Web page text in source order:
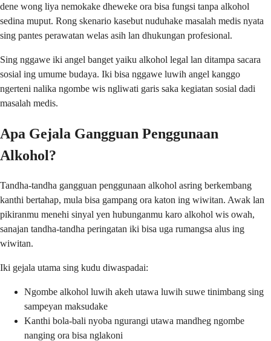
dene wong liya nemokake dheweke ora bisa fungsi tanpa alkohol
sedina muput. Rong skenario kasebut nuduhake masalah medis nyata
sing pantes perawatan welas asih lan dhukungan profesional.
Sing nggawe iki angel banget yaiku alkohol legal lan ditampa sacara
sosial ing umume budaya. Iki bisa nggawe luwih angel kanggo
ngerteni nalika ngombe wis ngliwati garis saka kegiatan sosial dadi
masalah medis.
Apa Gejala Gangguan Penggunaan
Alkohol?
Tandha-tandha gangguan penggunaan alkohol asring berkembang
kanthi bertahap, mula bisa gampang ora katon ing wiwitan. Awak lan
pikiranmu menehi sinyal yen hubunganmu karo alkohol wis owah,
sanajan tandha-tandha peringatan iki bisa uga rumangsa alus ing
wiwitan.
Iki gejala utama sing kudu diwaspadai:
Ngombe alkohol luwih akeh utawa luwih suwe tinimbang sing
sampeyan maksudake
Kanthi bola-bali nyoba ngurangi utawa mandheg ngombe
nanging ora bisa nglakoni